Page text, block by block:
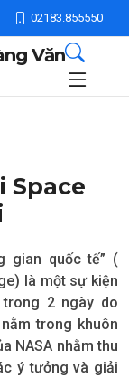
02183.855550
Văn
Space
gian quốc tế” (
là một sự kiện
trong 2 ngày do
trong khuôn
NASA nhằm thu
ý tưởng và giải